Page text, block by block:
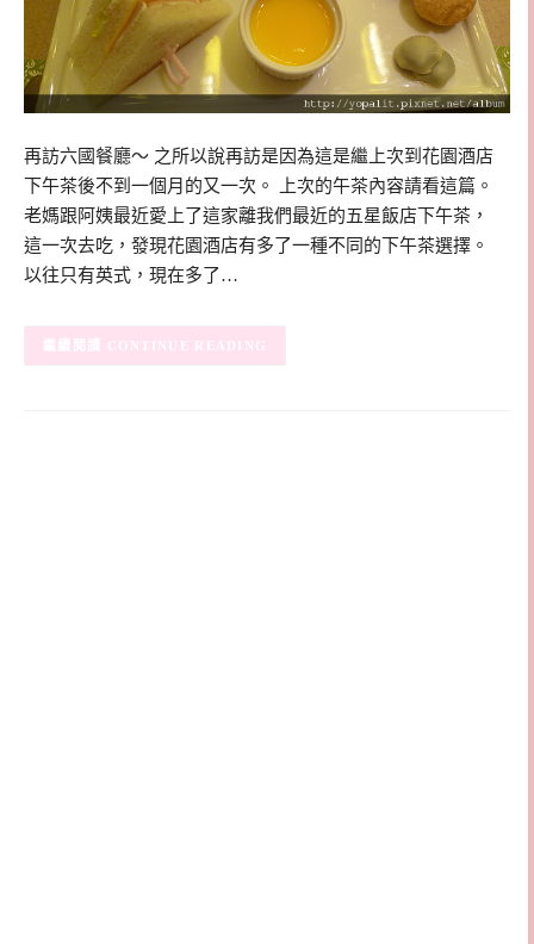
再訪六國餐廳～ 之所以說再訪是因為這是繼上次到花園酒店
下午茶後不到一個月的又一次。 上次的午茶內容請看這篇。
老媽跟阿姨最近愛上了這家離我們最近的五星飯店下午茶，
這一次去吃，發現花園酒店有多了一種不同的下午茶選擇。
以往只有英式，現在多了…
CONTINUE READING